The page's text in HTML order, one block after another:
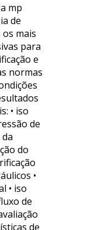
mp
de
mais
para
e
normas
• iso
de
do
•
• iso
de
de